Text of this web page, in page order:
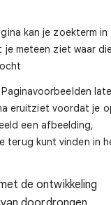
kan je zoekterm in
je meteen ziet waar
eruitziet voordat je
een afbeelding,
terug kunt vinden in
de ontwikkeling